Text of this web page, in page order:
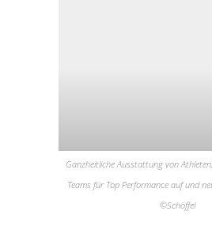
Ganzheitliche Ausstattung von
Teams für Top Performance auf und
©Schöffel